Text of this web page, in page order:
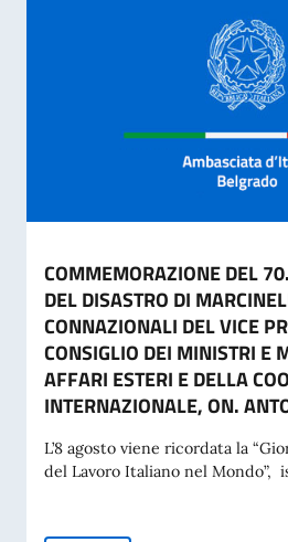
COMMEMORAZIONE DEL
DEL DISASTRO DI
CONNAZIONALI DEL VICE
CONSIGLIO DEI MINISTRI E
AFFARI ESTERI E DELLA
INTERNAZIONALE, ON.
L’8 agosto viene ricordata la
del Lavoro Italiano nel Mondo”,